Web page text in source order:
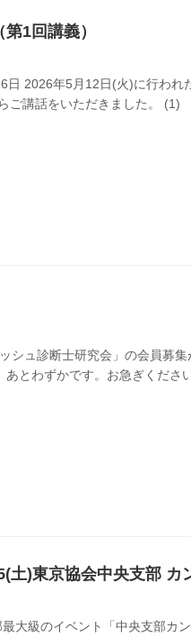
1回講義）
2026年5月12日(火)に行われ
ご講話をいただきました。 (1)
シュ診断士研究会」の会員募
あとわずかです。お急ぎく
土)東京協会中央支部 カ
大級のイベント「中央支部カ